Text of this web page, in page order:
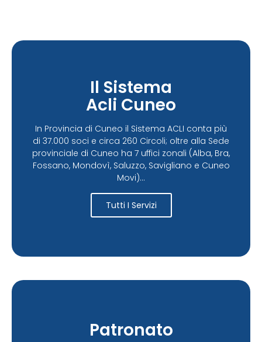
Il Sistema
Acli Cuneo
In Provincia di Cuneo il Sistema ACLI conta più
di 37.000 soci e circa 260 Circoli; oltre alla Sede
provinciale di Cuneo ha 7 uffici zonali (Alba, Bra,
Fossano, Mondovì, Saluzzo, Savigliano e Cuneo
Movi)...
Tutti I Servizi
Patronato